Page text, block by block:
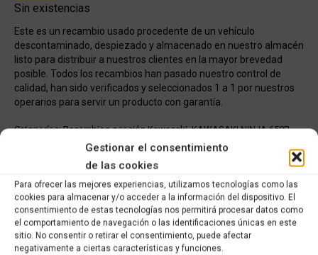
Gestionar el consentimiento
de las cookies
Para ofrecer las mejores experiencias, utilizamos tecnologías como las
cookies para almacenar y/o acceder a la información del dispositivo. El
consentimiento de estas tecnologías nos permitirá procesar datos como
el comportamiento de navegación o las identificaciones únicas en este
sitio. No consentir o retirar el consentimiento, puede afectar
negativamente a ciertas características y funciones.
Sin existencias
Este es un recambio usado procedente de un vehículo
descontaminado, despiezado y almacenado en nuestro almacén
listo para distribuir a nuestros clientes en la mayor brevedad
posible. Todos los recambios han pasado nuestro control de
calidad, han sido verificados y seleccionados 1 a 1 por nuestros
operarios para servir un producto con garantía.
Categorías:Recambios ocasión Kawasaki,KAWASAKI NINJA 650R
Share this product
Share
on
Share
on
Share
on
Share
on